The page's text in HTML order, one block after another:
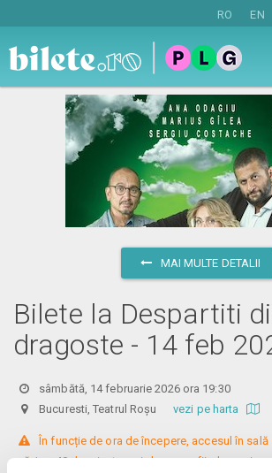
RO EN
MAI MULTE DETALII
Bilete la Despartiti
dragoste - 14 feb
sâmbătă, 14 februarie 2026 ora 19:30
Bucuresti, Teatrul Roșu vezi pe harta
În funcție de ora de începere, accesul în
oră / cu 40 de minute mai devreme, fiind permis